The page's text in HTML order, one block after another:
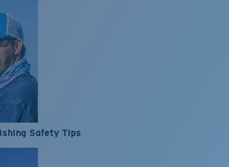
Safety Tips